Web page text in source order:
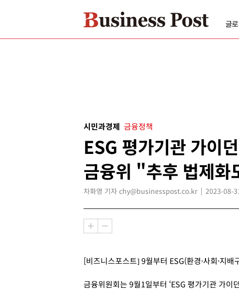
글
시민과경제 금융정책
ESG 평가기관 가이
금융위 "추후 법제화
차화영 기자 chy@businesspost.co.kr 2023-08-
[비즈니스포스트] 9월부터 ESG(환경·사회·지
금융위원회는 9월1일부터 ‘ESG 평가기관 가이